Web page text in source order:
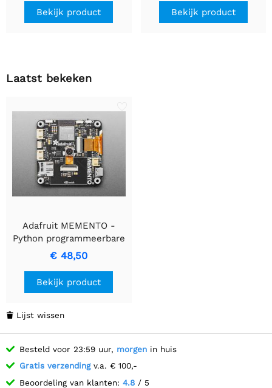
Bekijk product
LED's
Bekijk product
Laatst bekeken
Adafruit MEMENTO -
Python programmeerbare
doe-het-zelfcamera -
Kaal board
€ 48,50
Bekijk product
 Lijst wissen
Besteld voor 23:59 uur, morgen in huis
Gratis verzendingv.a. € 100,-
Beoordeling van klanten: 4.8 / 5